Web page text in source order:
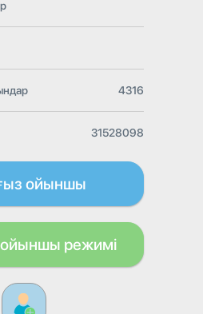
4316
31528098
ойыншы
режимі